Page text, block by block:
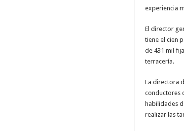
experiencia
El director
tiene el cien
de 431 mil
terracería.
La directora
conductores
habilidades
realizar las